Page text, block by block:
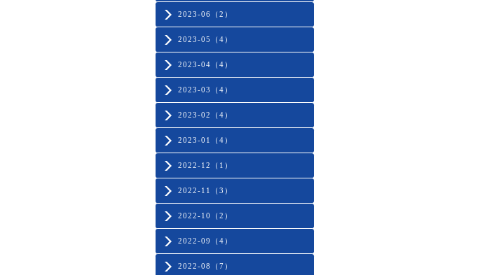
2023-06（2）
2023-05（4）
2023-04（4）
2023-03（4）
2023-02（4）
2023-01（4）
2022-12（1）
2022-11（3）
2022-10（2）
2022-09（4）
2022-08（7）